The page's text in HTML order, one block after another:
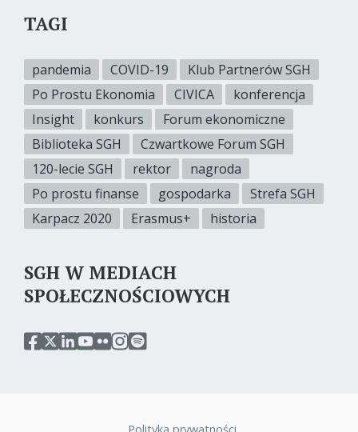
TAGI
pandemia COVID-19
Klub Partnerów SGH
Po Prostu Ekonomia
CIVICA
konferencja
Insight
konkurs
Forum ekonomiczne
Biblioteka SGH
Czwartkowe Forum SGH
120-lecie SGH
rektor
nagroda
Po prostu finanse
gospodarka
Strefa SGH
Karpacz 2020
Erasmus+ historia
SGH W MEDIACH
SPOŁECZNOŚCIOWYCH
przejdź
przejdź
przejdź
przejdź
przejdź
przejdźprzejdź